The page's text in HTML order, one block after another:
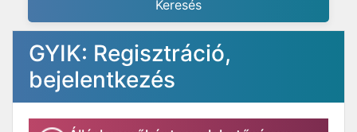
GYIK: Regisztráció,
bejelentkezés